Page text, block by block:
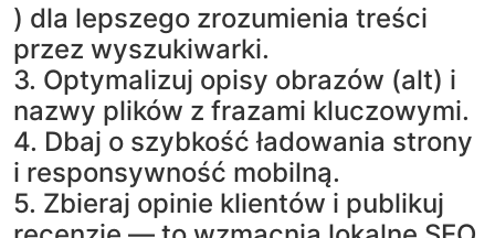
) dla lepszego zrozumienia treści
przez wyszukiwarki.
3. Optymalizuj opisy obrazów (alt) i
nazwy plików z frazami kluczowymi.
4. Dbaj o szybkość ładowania strony
i responsywność mobilną.
5. Zbieraj opinie klientów i publikuj